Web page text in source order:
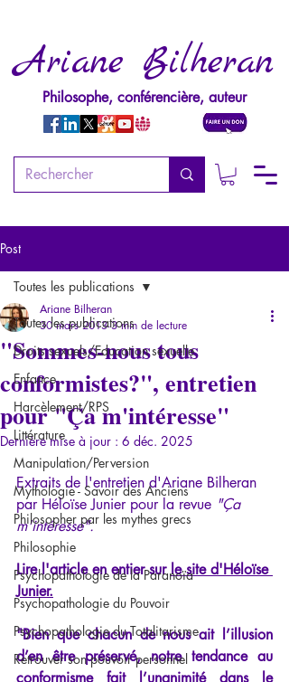
Ariane Bilheran
Philosophe, conférencière, auteur
Post
Toutes les publications
Droits sexuels/Education sexuelle
Enfance
Harcèlement/RPS
Littérature
Manipulation/Perversion
Mythologie - Savoir des Anciens
Philosopher par les mythes grecs
Philosophie
Psychopathologie de la Paranoïa
Psychopathologie du Pouvoir
Psychopathologie du Totalitarisme
Retrouver son pouvoir personnel
Toutes les publications
"Sommes-nous tous
conformistes?", entretien
pour "Ça m'intéresse"
Ariane Bilheran
30 mars 2013 3 min de lecture
Dernière mise à jour : 6 déc. 2025
Extraits de l'entretien d'Ariane Bilheran
par Héloïse Junier pour la revue "Ça
m'intéresse".
Lire l'article en entier sur le site d'Héloïse
Junier.
"Bien que chacun de nous ait l’illusion
d’en être préservé, notre tendance au
conformisme fait l’unanimité dans le